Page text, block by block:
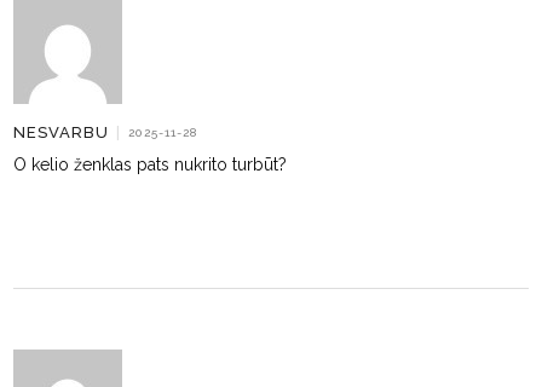
NESVARBU | 2025-11-28
O kelio ženklas pats nukrito turbūt?